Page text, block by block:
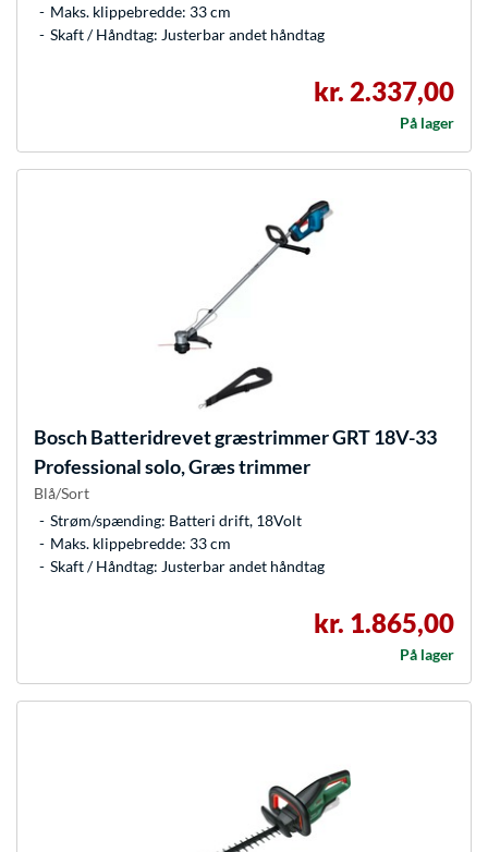
Maks. klippebredde: 33 cm
Skaft / Håndtag: Justerbar andet håndtag
kr. 2.337,00
På lager
BoschBatteridrevet græstrimmer GRT 18V-33
Professional solo, Græs trimmer
Blå/Sort
Strøm/spænding: Batteri drift, 18Volt
Maks. klippebredde: 33 cm
Skaft / Håndtag: Justerbar andet håndtag
kr. 1.865,00
På lager